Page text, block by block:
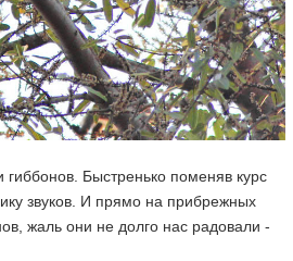
гиббонов. Быстренько поменяв курс
звуков. И прямо на прибрежных
жаль они не долго нас радовали -